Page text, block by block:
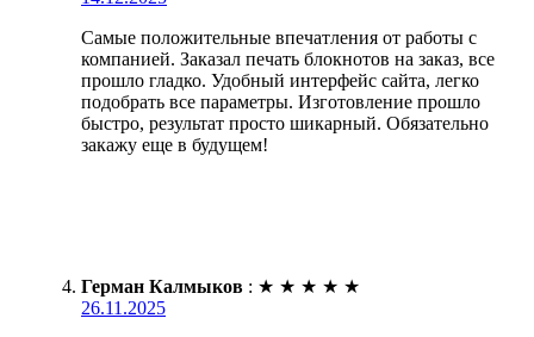
Самые положительные впечатления от работы с
компанией. Заказал печать блокнотов на заказ, все
прошло гладко. Удобный интерфейс сайта, легко
подобрать все параметры. Изготовление прошло
быстро, результат просто шикарный. Обязательно
закажу еще в будущем!
Герман Калмыков : ★ ★ ★ ★ ★
26.11.2025